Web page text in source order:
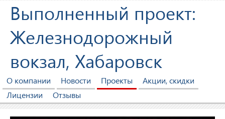
Выполненный проект:
Железнодорожный
вокзал, Хабаровск
О компании Новости Проекты
Акции, скидки
Лицензии
Отзывы